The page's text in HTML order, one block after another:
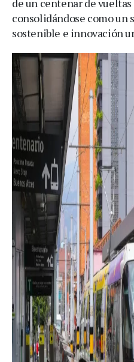
de un centenar de
consolidándose como un
sostenible e innovación